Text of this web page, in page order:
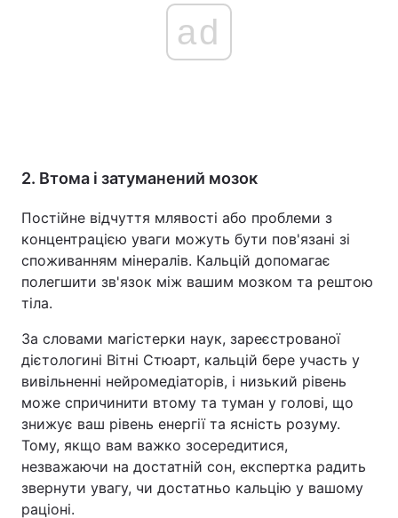
ad
2. Втома і затуманений мозок
Постійне відчуття млявості або проблеми з
концентрацією уваги можуть бути пов'язані зі
споживанням мінералів. Кальцій допомагає
полегшити зв'язок між вашим мозком та рештою
тіла.
За словами магістерки наук, зареєстрованої
дієтологині Вітні Стюарт, кальцій бере участь у
вивільненні нейромедіаторів, і низький рівень
може спричинити втому та туман у голові, що
знижує ваш рівень енергії та ясність розуму.
Тому, якщо вам важко зосередитися,
незважаючи на достатній сон, експертка радить
звернути увагу, чи достатньо кальцію у вашому
раціоні.